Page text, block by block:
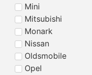
Mini
Mitsubishi
Monark
Nissan
Oldsmobile
Opel